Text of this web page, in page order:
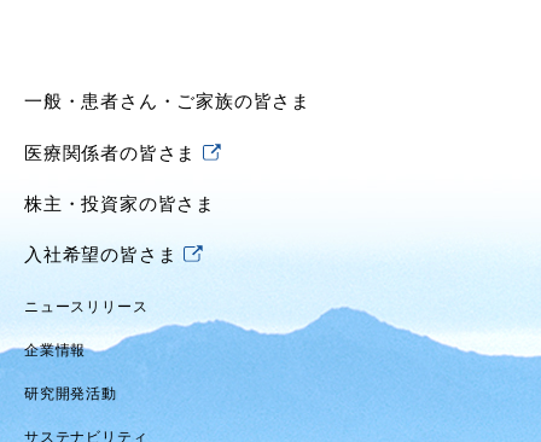
一般・患者さん・ご家族の皆さま
医療関係者の皆さま
株主・投資家の皆さま
入社希望の皆さま
ニュースリリース
企業情報
研究開発活動
サステナビリティ